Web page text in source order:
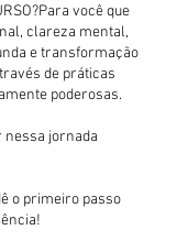
você que
clareza mental,
e transformação
de práticas
poderosas.
nessa jornada
o primeiro passo